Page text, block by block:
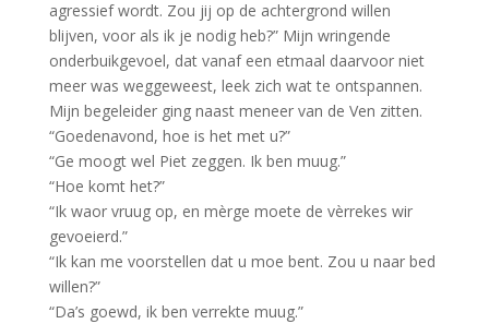
agressief wordt. Zou jij op de achtergrond willen
blijven, voor als ik je nodig heb?” Mijn wringende
onderbuikgevoel, dat vanaf een etmaal daarvoor niet
meer was weggeweest, leek zich wat te ontspannen.
Mijn begeleider ging naast meneer van de Ven zitten.
“Goedenavond, hoe is het met u?”
“Ge moogt wel Piet zeggen. Ik ben muug.”
“Hoe komt het?”
“Ik waor vruug op, en mèrge moete de vèrrekes wir
gevoeierd.”
“Ik kan me voorstellen dat u moe bent. Zou u naar bed
willen?”
“Da’s goewd, ik ben verrekte muug.”